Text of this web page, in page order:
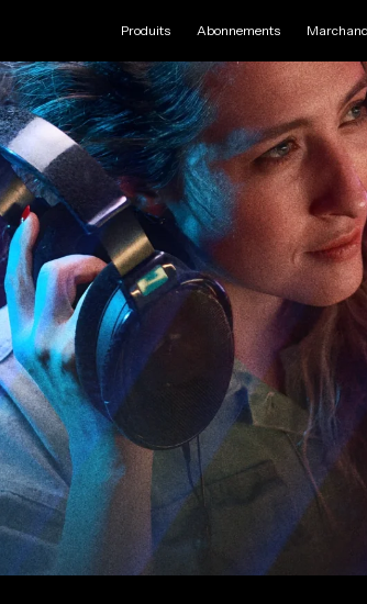
Produits Abonnements